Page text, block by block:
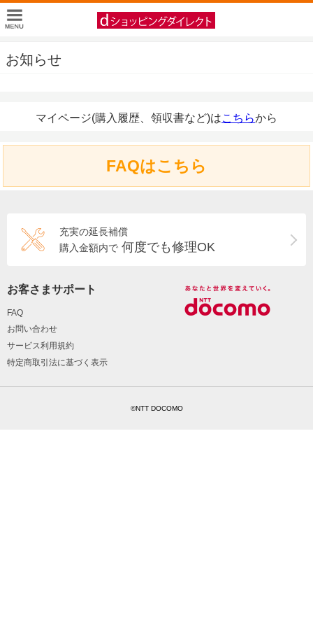
お知らせ
マイページ(購入履歴、領収書など)はこちらから
FAQはこちら
充実の延長補償
購入金額内で 何度でも修理OK
お客さまサポート
FAQ
お問い合わせ
サービス利用規約
特定商取引法に基づく表示
©NTT DOCOMO